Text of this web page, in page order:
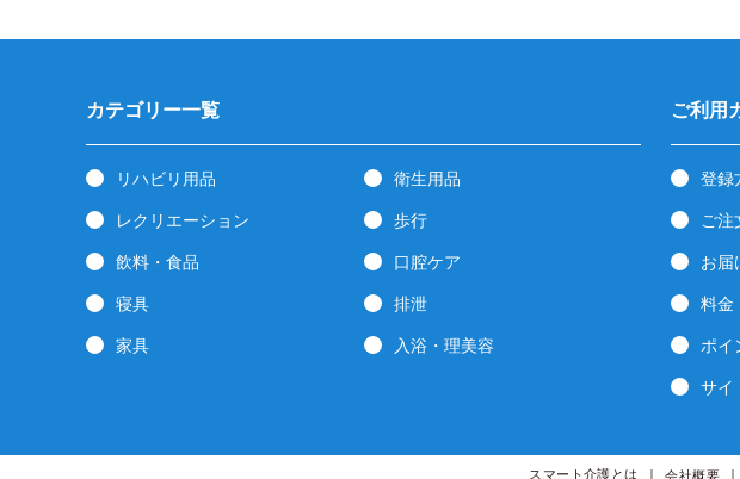
カテゴリー一覧
リハビリ用品 衛生用品
レクリエーション 歩行
飲料・食品 口腔ケア
寝具 排泄
家具 入浴・理美容
ご利用
登録
ご注
お届
料金
ポイ
サイ
スマート介護とは 会社概要